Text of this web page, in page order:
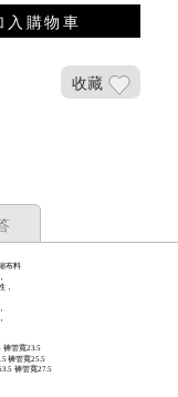
入購物車
收藏